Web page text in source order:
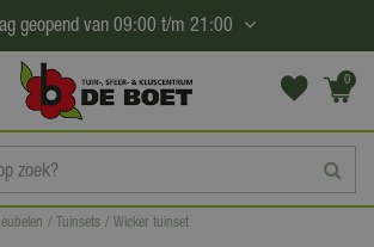
Tuinsets Wicker tuinset
geopend van 09:00 t/m 21:00
0
(€0,